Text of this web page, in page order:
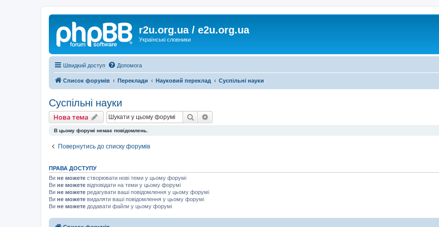
r2u.org.ua / e2u.org.ua
Українські словники
Швидкий доступ Допомога
Список форумів Переклади Науковий переклад Суспільні науки
Суспільні науки
Нова тема Пошук
В цьому форумі немає повідомлень.
Повернутись до списку форумів
ПРАВА ДОСТУПУ
Ви не можете створювати нові теми у цьому форумі
Ви не можете відповідати на теми у цьому форумі
Ви не можете редагувати ваші повідомлення у цьому форумі
Ви не можете видаляти ваші повідомлення у цьому форумі
Ви не можете додавати файли у цьому форумі